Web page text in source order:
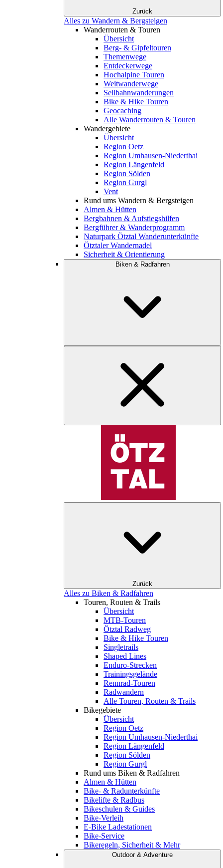
Zurück
Alles zu Wandern & Bergsteigen
Wanderrouten & Touren
Übersicht
Berg- & Gipfeltouren
Themenwege
Entdeckerwege
Hochalpine Touren
Weitwanderwege
Seilbahnwanderungen
Bike & Hike Touren
Geocaching
Alle Wanderrouten & Touren
Wandergebiete
Übersicht
Region Oetz
Region Umhausen-Niederthai
Region Längenfeld
Region Sölden
Region Gurgl
Vent
Rund ums Wandern & Bergsteigen
Almen & Hütten
Bergbahnen & Aufstiegshilfen
Bergführer & Wanderprogramm
Naturpark Ötztal Wanderunterkünfte
Ötztaler Wandernadel
Sicherheit & Orientierung
Biken & Radfahren
Zurück
Alles zu Biken & Radfahren
Touren, Routen & Trails
Übersicht
MTB-Touren
Ötztal Radweg
Bike & Hike Touren
Singletrails
Shaped Lines
Enduro-Strecken
Trainingsgelände
Rennrad-Touren
Radwandern
Alle Touren, Routen & Trails
Bikegebiete
Übersicht
Region Oetz
Region Umhausen-Niederthai
Region Längenfeld
Region Sölden
Region Gurgl
Rund ums Biken & Radfahren
Almen & Hütten
Bike- & Radunterkünfte
Bikelifte & Radbus
Bikeschulen & Guides
Bike-Verleih
E-Bike Ladestationen
Bike-Service
Bikeregeln, Sicherheit & Mehr
Outdoor & Adventure